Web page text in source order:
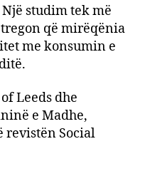
studim tek më
që mirëqënia
me konsumin e
Leeds dhe
e Madhe,
revistën Social